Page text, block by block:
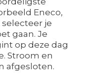
Eneco,
selecteer je
gaan. Je
op deze dag
Stroom en
afgesloten.